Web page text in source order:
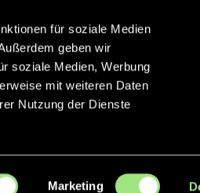
für soziale Medien
geben wir
soziale Medien, Werbung
mit weiteren Daten
Nutzung der Dienste
Marketing
IMPRESSUM